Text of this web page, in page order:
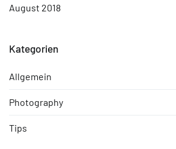
August 2018
Kategorien
Allgemein
Photography
Tips